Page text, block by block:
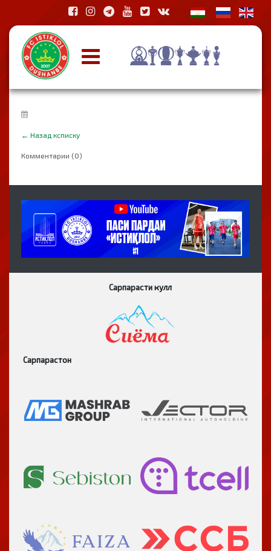
← Назад ксписку
Комментарии (0)
Сарпарасти кулл
Сарпарастон